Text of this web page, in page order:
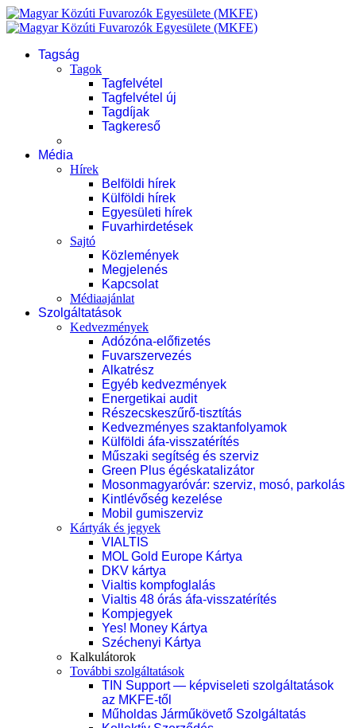
Tagság
Tagok
Tagfelvétel
Tagfelvétel új
Tagdíjak
Tagkereső
Média
Hírek
Belföldi hírek
Külföldi hírek
Egyesületi hírek
Fuvarhirdetések
Sajtó
Közlemények
Megjelenés
Kapcsolat
Médiaajánlat
Szolgáltatások
Kedvezmények
Adózóna-előfizetés
Fuvarszervezés
Alkatrész
Egyéb kedvezmények
Energetikai audit
Részecskeszűrő-tisztítás
Kedvezményes szaktanfolyamok
Külföldi áfa-visszatérítés
Műszaki segítség és szerviz
Green Plus égéskatalizátor
Mosonmagyaróvár: szerviz, mosó, parkolás
Kintlévőség kezelése
Mobil gumiszerviz
Kártyák és jegyek
VIALTIS
MOL Gold Europe Kártya
DKV kártya
Vialtis kompfoglalás
Vialtis 48 órás áfa-visszatérítés
Kompjegyek
Yes! Money Kártya
Széchenyi Kártya
Kalkulátorok
További szolgáltatások
TIN Support — képviseleti szolgáltatások
az MKFE-től
Műholdas Járműkövető Szolgáltatás